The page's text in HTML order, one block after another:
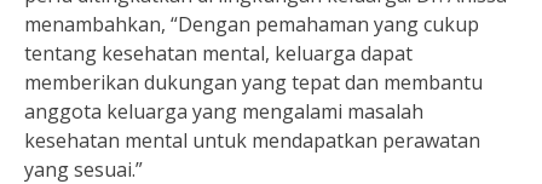
menambahkan, “Dengan pemahaman yang cukup
tentang kesehatan mental, keluarga dapat
memberikan dukungan yang tepat dan membantu
anggota keluarga yang mengalami masalah
kesehatan mental untuk mendapatkan perawatan
yang sesuai.”